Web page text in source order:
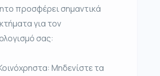
προσφέρει σημαντικά
για τον
σας:
Μηδενίστε τα